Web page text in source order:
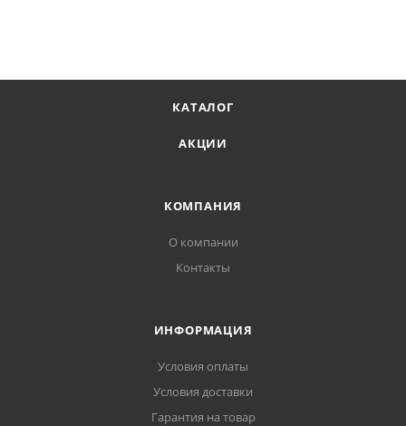
КАТАЛОГ
АКЦИИ
КОМПАНИЯ
О компании
Контакты
ИНФОРМАЦИЯ
Условия оплаты
Условия доставки
Гарантия на товар